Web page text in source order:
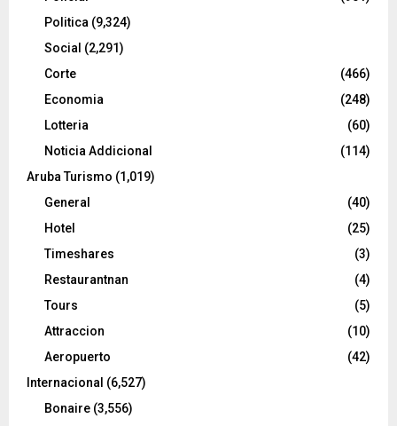
Politica (9,324)
Social (2,291)
Corte
(466)
Economia
(248)
Lotteria
(60)
Noticia Addicional
(114)
Aruba Turismo (1,019)
General
(40)
Hotel
(25)
Timeshares
(3)
Restaurantnan
(4)
Tours
(5)
Attraccion
(10)
Aeropuerto
(42)
Internacional (6,527)
Bonaire (3,556)